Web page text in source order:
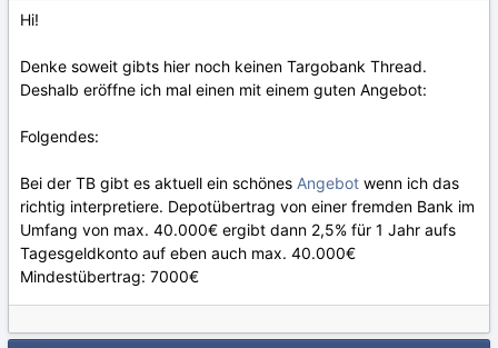
Hi!
Denke soweit gibts hier noch keinen Targobank Thread.
Deshalb eröffne ich mal einen mit einem guten Angebot:
Folgendes:
Bei der TB gibt es aktuell ein schönes Angebot wenn ich das
richtig interpretiere. Depotübertrag von einer fremden Bank im
Umfang von max. 40.000€ ergibt dann 2,5% für 1 Jahr aufs
Tagesgeldkonto auf eben auch max. 40.000€
Mindestübertrag: 7000€